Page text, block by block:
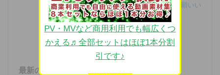
▼動画素材.com 作者へのサポートをお願いい
たします。
Amazonほしいものリスト
最新の投稿
PV・MVなど商用利用でも幅広くつ
かえる♬全部セットはほぼ1本分割
引です♪